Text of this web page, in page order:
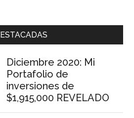
Diciembre 2020: Mi
Portafolio de
inversiones de
$1,915,000 REVELADO